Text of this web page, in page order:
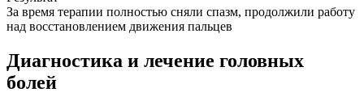
За время терапии полностью сняли спазм, продолжили работу
над восстановлением движения пальцев
Диагностика и лечение головных
болей